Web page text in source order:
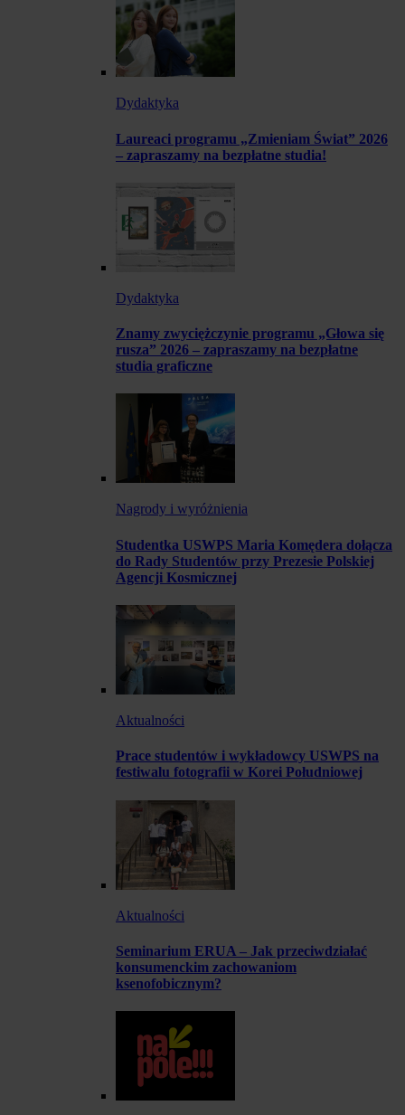
Dydaktyka
Laureaci programu „Zmieniam Świat” 2026
– zapraszamy na bezpłatne studia!
Dydaktyka
Znamy zwyciężczynie programu „Głowa się
rusza” 2026 – zapraszamy na bezpłatne
studia graficzne
Nagrody i wyróżnienia
Studentka USWPS Maria Komędera dołącza
do Rady Studentów przy Prezesie Polskiej
Agencji Kosmicznej
Aktualności
Prace studentów i wykładowcy USWPS na
festiwalu fotografii w Korei Południowej
Aktualności
Seminarium ERUA – Jak przeciwdziałać
konsumenckim zachowaniom
ksenofobicznym?